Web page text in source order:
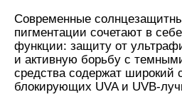
Современные
пигментации сочетают в
функции: защиту от
и активную борьбу с
средства содержат широкий
блокирующих UVA и UVB-